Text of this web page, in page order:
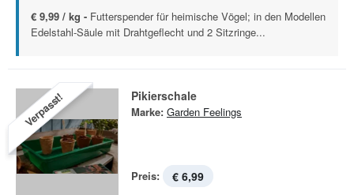
€ 9,99 / kg - Futterspender für heimische Vögel; in den Modellen
Edelstahl-Säule mit Drahtgeflecht und 2 Sitzringe...
Verpasst! Pikierschale
Marke: Garden Feelings
Preis: € 6,99